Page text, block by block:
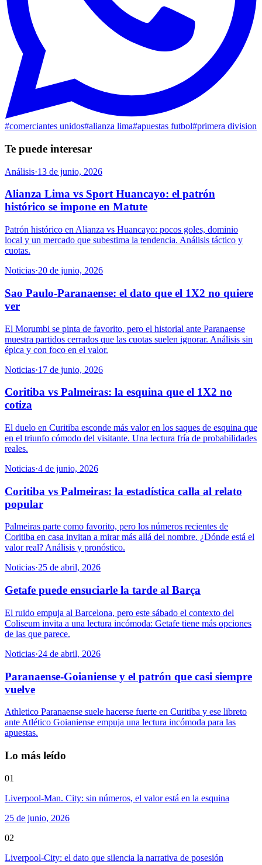
#comerciantes unidos#alianza lima#apuestas futbol#primera division
Te puede interesar
Análisis·13 de junio, 2026
Alianza Lima vs Sport Huancayo: el patrón
histórico se impone en Matute
Patrón histórico en Alianza vs Huancayo: pocos goles, dominio
local y un mercado que subestima la tendencia. Análisis táctico y
cuotas.
Noticias·20 de junio, 2026
Sao Paulo-Paranaense: el dato que el 1X2 no quiere
ver
El Morumbi se pinta de favorito, pero el historial ante Paranaense
muestra partidos cerrados que las cuotas suelen ignorar. Análisis sin
épica y con foco en el valor.
Noticias·17 de junio, 2026
Coritiba vs Palmeiras: la esquina que el 1X2 no
cotiza
El duelo en Curitiba esconde más valor en los saques de esquina que
en el triunfo cómodo del visitante. Una lectura fría de probabilidades
reales.
Noticias·4 de junio, 2026
Coritiba vs Palmeiras: la estadística calla al relato
popular
Palmeiras parte como favorito, pero los números recientes de
Coritiba en casa invitan a mirar más allá del nombre. ¿Dónde está el
valor real? Análisis y pronóstico.
Noticias·25 de abril, 2026
Getafe puede ensuciarle la tarde al Barça
El ruido empuja al Barcelona, pero este sábado el contexto del
Coliseum invita a una lectura incómoda: Getafe tiene más opciones
de las que parece.
Noticias·24 de abril, 2026
Paranaense-Goianiense y el patrón que casi siempre
vuelve
Athletico Paranaense suele hacerse fuerte en Curitiba y ese libreto
ante Atlético Goianiense empuja una lectura incómoda para las
apuestas.
Lo más leído
01
Liverpool-Man. City: sin números, el valor está en la esquina
25 de junio, 2026
02
Liverpool-City: el dato que silencia la narrativa de posesión